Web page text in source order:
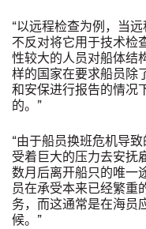
“以远程检查为例，当
不反对将它用于技术检
性较大的人员对船体结
样的国家在要求船员除
和安保进行报告的情况
的。 ”
“由于船员换班危机导
受着巨大的压力去安抚
数月后离开船只的唯一
员在承受本来已经繁重
务，而这通常是在海员
候。 ”